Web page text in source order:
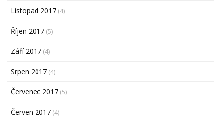
Listopad 2017 (4)
Říjen 2017 (5)
Září 2017 (4)
Srpen 2017 (4)
Červenec 2017 (5)
Červen 2017 (4)